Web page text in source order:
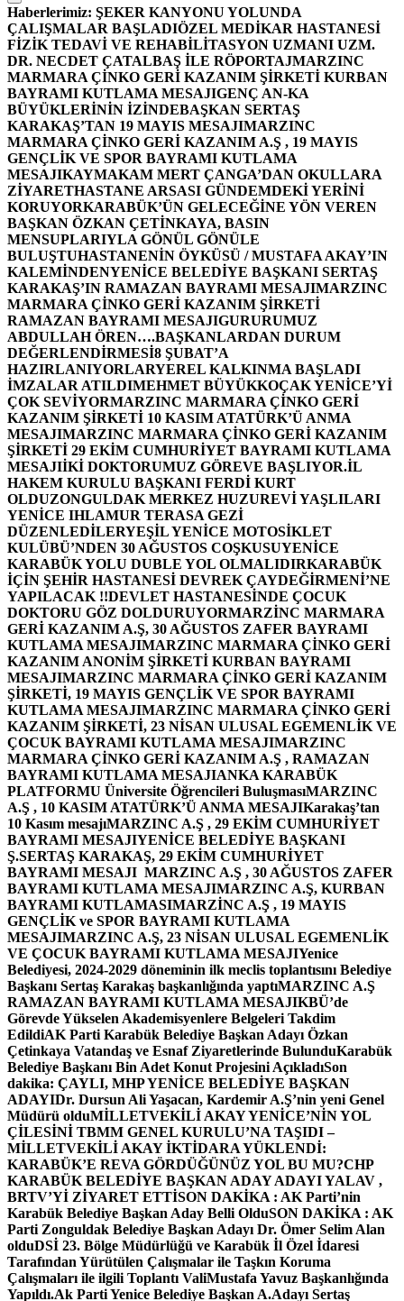
Haberlerimiz: ŞEKER KANYONU YOLUNDA
ÇALIŞMALAR BAŞLADIÖZEL MEDİKAR HASTANESİ
FİZİK TEDAVİ VE REHABİLİTASYON UZMANI UZM.
DR. NECDET ÇATALBAŞ İLE RÖPORTAJMARZINC
MARMARA ÇİNKO GERİ KAZANIM ŞİRKETİ KURBAN
BAYRAMI KUTLAMA MESAJIGENÇ AN-KA
BÜYÜKLERİNİN İZİNDEBAŞKAN SERTAŞ
KARAKAŞ’TAN 19 MAYIS MESAJIMARZINC
MARMARA ÇİNKO GERİ KAZANIM A.Ş , 19 MAYIS
GENÇLİK VE SPOR BAYRAMI KUTLAMA
MESAJIKAYMAKAM MERT ÇANGA’DAN OKULLARA
ZİYARETHASTANE ARSASI GÜNDEMDEKİ YERİNİ
KORUYORKARABÜK’ÜN GELECEĞİNE YÖN VEREN
BAŞKAN ÖZKAN ÇETİNKAYA, BASIN
MENSUPLARIYLA GÖNÜL GÖNÜLE
BULUŞTUHASTANENİN ÖYKÜSÜ / MUSTAFA AKAY’IN
KALEMİNDENYENİCE BELEDİYE BAŞKANI SERTAŞ
KARAKAŞ’IN RAMAZAN BAYRAMI MESAJIMARZINC
MARMARA ÇİNKO GERİ KAZANIM ŞİRKETİ
RAMAZAN BAYRAMI MESAJIGURURUMUZ
ABDULLAH ÖREN….BAŞKANLARDAN DURUM
DEĞERLENDİRMESİ8 ŞUBAT’A
HAZIRLANIYORLARYEREL KALKINMA BAŞLADI
İMZALAR ATILDIMEHMET BÜYÜKKOÇAK YENİCE’Yİ
ÇOK SEVİYORMARZINC MARMARA ÇİNKO GERİ
KAZANIM ŞİRKETİ 10 KASIM ATATÜRK’Ü ANMA
MESAJIMARZINC MARMARA ÇİNKO GERİ KAZANIM
ŞİRKETİ 29 EKİM CUMHURİYET BAYRAMI KUTLAMA
MESAJIİKİ DOKTORUMUZ GÖREVE BAŞLIYOR.İL
HAKEM KURULU BAŞKANI FERDİ KURT
OLDUZONGULDAK MERKEZ HUZUREVİ YAŞLILARI
YENİCE IHLAMUR TERASA GEZİ
DÜZENLEDİLERYEŞİL YENİCE MOTOSİKLET
KULÜBÜ’NDEN 30 AĞUSTOS COŞKUSUYENİCE
KARABÜK YOLU DUBLE YOL OLMALIDIRKARABÜK
İÇİN ŞEHİR HASTANESİ DEVREK ÇAYDEĞİRMENİ’NE
YAPILACAK !!DEVLET HASTANESİNDE ÇOCUK
DOKTORU GÖZ DOLDURUYORMARZİNC MARMARA
GERİ KAZANIM A.Ş, 30 AĞUSTOS ZAFER BAYRAMI
KUTLAMA MESAJIMARZINC MARMARA ÇİNKO GERİ
KAZANIM ANONİM ŞİRKETİ KURBAN BAYRAMI
MESAJIMARZINC MARMARA ÇİNKO GERİ KAZANIM
ŞİRKETİ, 19 MAYIS GENÇLİK VE SPOR BAYRAMI
KUTLAMA MESAJIMARZINC MARMARA ÇİNKO GERİ
KAZANIM ŞİRKETİ, 23 NİSAN ULUSAL EGEMENLİK VE
ÇOCUK BAYRAMI KUTLAMA MESAJIMARZINC
MARMARA ÇİNKO GERİ KAZANIM A.Ş , RAMAZAN
BAYRAMI KUTLAMA MESAJIANKA KARABÜK
PLATFORMU Üniversite Öğrencileri BuluşmasıMARZINC
A.Ş , 10 KASIM ATATÜRK’Ü ANMA MESAJIKarakaş’tan
10 Kasım mesajıMARZINC A.Ş , 29 EKİM CUMHURİYET
BAYRAMI MESAJIYENİCE BELEDİYE BAŞKANI
Ş.SERTAŞ KARAKAŞ, 29 EKİM CUMHURİYET
BAYRAMI MESAJI MARZINC A.Ş , 30 AĞUSTOS ZAFER
BAYRAMI KUTLAMA MESAJIMARZINC A.Ş, KURBAN
BAYRAMI KUTLAMASIMARZİNC A.Ş , 19 MAYIS
GENÇLİK ve SPOR BAYRAMI KUTLAMA
MESAJIMARZINC A.Ş, 23 NİSAN ULUSAL EGEMENLİK
VE ÇOCUK BAYRAMI KUTLAMA MESAJIYenice
Belediyesi, 2024-2029 döneminin ilk meclis toplantısını Belediye
Başkanı Sertaş Karakaş başkanlığında yaptıMARZINC A.Ş
RAMAZAN BAYRAMI KUTLAMA MESAJIKBÜ’de
Görevde Yükselen Akademisyenlere Belgeleri Takdim
EdildiAK Parti Karabük Belediye Başkan Adayı Özkan
Çetinkaya Vatandaş ve Esnaf Ziyaretlerinde BulunduKarabük
Belediye Başkanı Bin Adet Konut Projesini AçıkladıSon
dakika: ÇAYLI, MHP YENİCE BELEDİYE BAŞKAN
ADAYIDr. Dursun Ali Yaşacan, Kardemir A.Ş’nin yeni Genel
Müdürü olduMİLLETVEKİLİ AKAY YENİCE’NİN YOL
ÇİLESİNİ TBMM GENEL KURULU’NA TAŞIDI –
MİLLETVEKİLİ AKAY İKTİDARA YÜKLENDİ:
KARABÜK’E REVA GÖRDÜĞÜNÜZ YOL BU MU?CHP
KARABÜK BELEDİYE BAŞKAN ADAY ADAYI YALAV ,
BRTV’Yİ ZİYARET ETTİSON DAKİKA : AK Parti’nin
Karabük Belediye Başkan Aday Belli OlduSON DAKİKA : AK
Parti Zonguldak Belediye Başkan Adayı Dr. Ömer Selim Alan
olduDSİ 23. Bölge Müdürlüğü ve Karabük İl Özel İdaresi
Tarafından Yürütülen Çalışmalar ile Taşkın Koruma
Çalışmaları ile ilgili Toplantı ValiMustafa Yavuz Başkanlığında
Yapıldı.Ak Parti Yenice Belediye Başkan A.Adayı Sertaş